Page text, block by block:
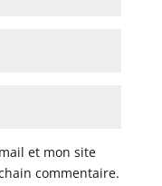
et mon site
commentaire.